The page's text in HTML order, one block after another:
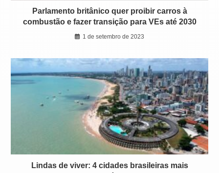
Parlamento britânico quer proibir carros à
combustão e fazer transição para VEs até 2030
1 de setembro de 2023
Lindas de viver: 4 cidades brasileiras mais